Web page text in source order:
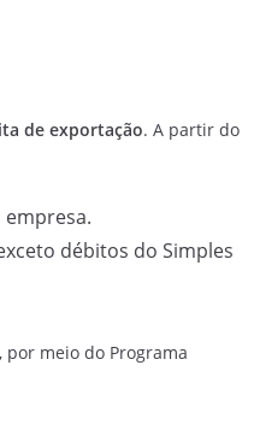
de exportação. A partir do
débitos do Simples
, por meio do Programa